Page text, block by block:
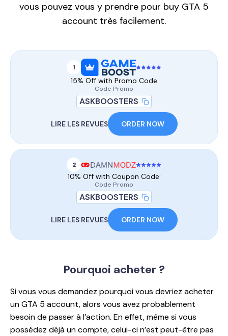
vous pouvez vous y prendre pour buy GTA 5
account très facilement.
1
15% Off with Promo Code
Code Promo
ASKBOOSTERS
LIRE LES REVUES ORDER NOW
2
10% Off with Coupon Code:
Code Promo
ASKBOOSTERS
LIRE LES REVUES ORDER NOW
Pourquoi acheter ?
Si vous vous demandez pourquoi vous devriez acheter
un GTA 5 account, alors vous avez probablement
besoin de passer à l’action. En effet, même si vous
possédez déjà un compte, celui-ci n’est peut-être pas